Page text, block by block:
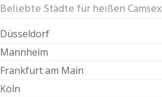
Beliebte Städte für heißen Camsex
Düsseldorf
Mannheim
Frankfurt am Main
Köln